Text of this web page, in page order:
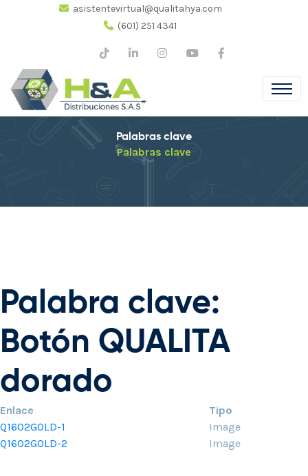
asistentevirtual@qualitahya.com
(601) 251 4341
Palabras clave
Palabras clave
Palabra clave:
Botón QUALITA
dorado
Enlace
Tipo
Q1602GOLD-1
Image
Q1602GOLD-2
Image